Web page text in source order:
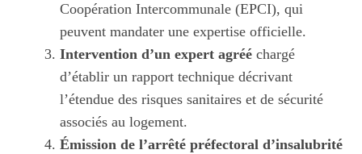
Coopération Intercommunale (EPCI), qui
peuvent mandater une expertise officielle.
Intervention d’un expert agréé chargé
d’établir un rapport technique décrivant
l’étendue des risques sanitaires et de sécurité
associés au logement.
Émission de l’arrêté préfectoral d’insalubrité